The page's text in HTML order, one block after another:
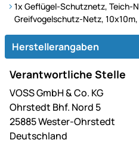
1x Geflügel-Schutznetz, Teich-
Greifvogelschutz-Netz,
Herstellerangaben
Verantwortliche Stelle
VOSS GmbH & Co. KG
Ohrstedt Bhf. Nord 5
25885 Wester-Ohrstedt
Deutschland